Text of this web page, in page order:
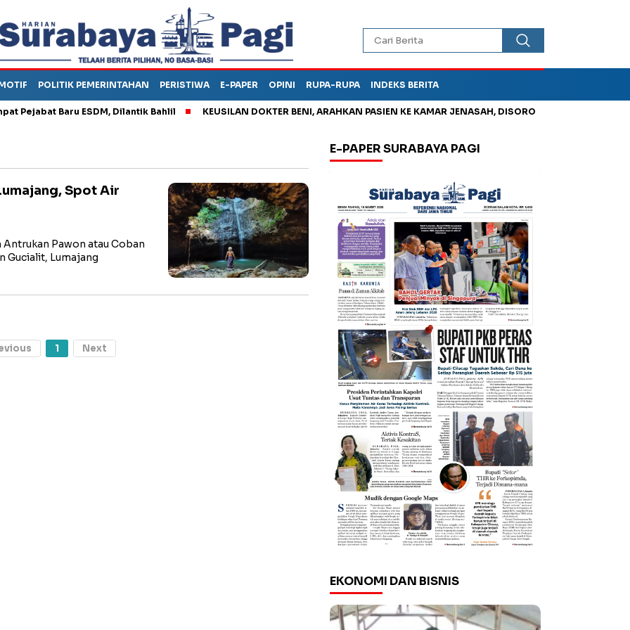
POLITIK PEMERINTAHAN PERISTIWA E-PAPER OPINI RUPA-RUPA INDEKS BERITA
Baru ESDM, Dilantik Bahlil KEUSILAN DOKTER BENI, ARAHKAN PASIEN KE KAMAR JENASAH, DISOROT
Spot Air
Pawon atau Coban
Gucialit, Lumajang
1 Next
E-PAPER SURABAYA PAGI
EKONOMI DAN BISNIS